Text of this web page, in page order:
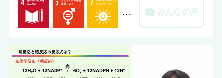
… みんなの声